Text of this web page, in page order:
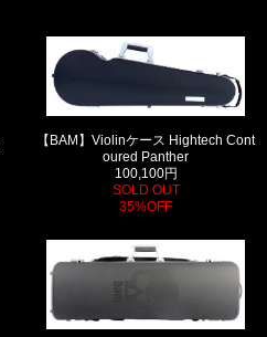
【BAM】Violinケース Hightech Cont
oured Panther
100,100円
SOLD OUT
35%OFF